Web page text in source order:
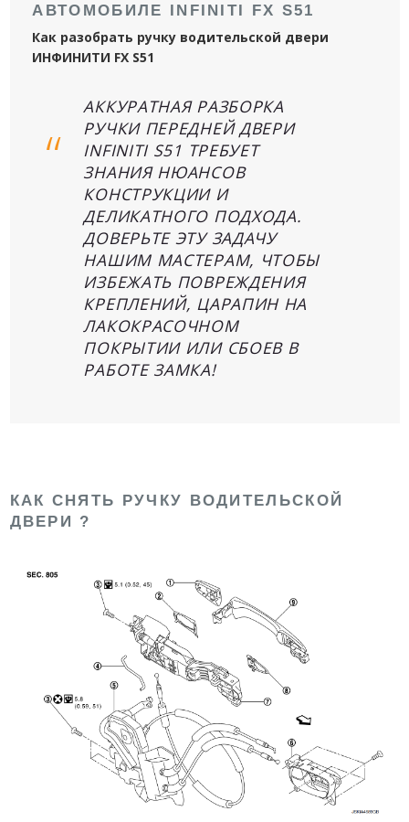
АВТОМОБИЛЕ INFINITI FX S51
Как разобрать ручку водительской двери
ИНФИНИТИ FX S51
АККУРАТНАЯ РАЗБОРКА
РУЧКИ ПЕРЕДНЕЙ ДВЕРИ
INFINITI S51 ТРЕБУЕТ
ЗНАНИЯ НЮАНСОВ
КОНСТРУКЦИИ И
ДЕЛИКАТНОГО ПОДХОДА.
ДОВЕРЬТЕ ЭТУ ЗАДАЧУ
НАШИМ МАСТЕРАМ, ЧТОБЫ
ИЗБЕЖАТЬ ПОВРЕЖДЕНИЯ
КРЕПЛЕНИЙ, ЦАРАПИН НА
ЛАКОКРАСОЧНОМ
ПОКРЫТИИ ИЛИ СБОЕВ В
РАБОТЕ ЗАМКА!
КАК СНЯТЬ РУЧКУ ВОДИТЕЛЬСКОЙ
ДВЕРИ ?